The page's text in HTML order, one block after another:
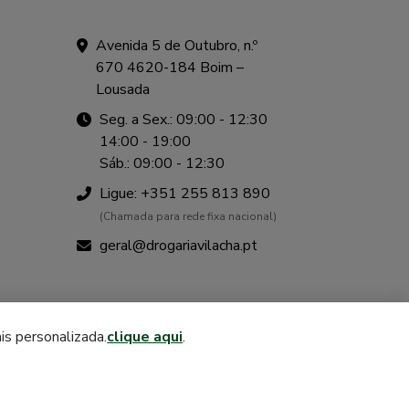
Avenida 5 de Outubro, n.º
670 4620-184 Boim –
Lousada
Seg. a Sex.: 09:00 - 12:30
14:00 - 19:00
Sáb.: 09:00 - 12:30
Ligue: +351 255 813 890
(Chamada para rede fixa nacional)
geral@drogariavilacha.pt
personalizada.clique aqui.